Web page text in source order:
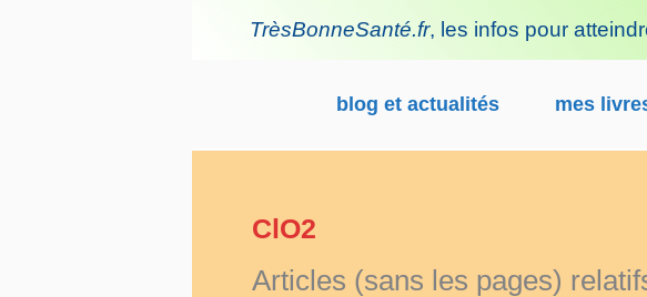
TrèsBonneSanté.fr, les infos pour
blog et actualités mes
ClO2
Articles (sans les pages)